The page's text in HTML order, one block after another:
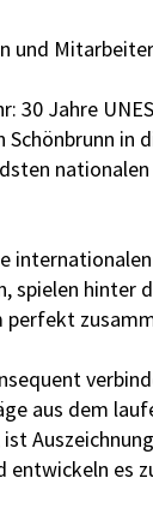
und Mitarbeiter
Jahre
in
hinter
perfekt
aus dem
entwickeln